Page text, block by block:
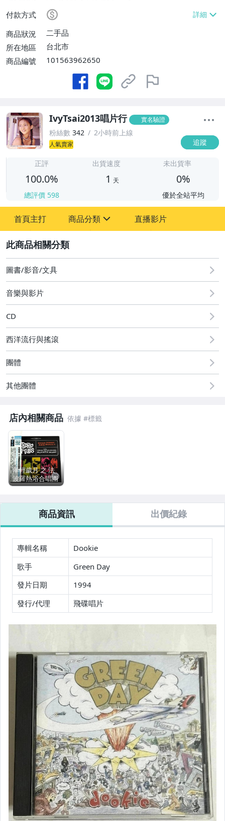
付款方式
商品狀況
二手品
所在地區
台北市
商品編號
101563962650
IvyTsai2013唱片行 實名驗證
粉絲數 342 2小時前上線
人氣賣家 追蹤
正評
100.0%
總評價 598
出貨速度
1 天
未出貨率
0%
優於全站平均
首頁主打 商品分類
圖書/影音/文具
成人專區
偶像、球員卡與郵幣
男性精品與服飾
手錶與飾品配件
電玩遊戲與主機
直播影片
圖書/影音/文具
音樂與影片
CD
西洋流行與搖滾
團體
其他團體
店內相關商品
年輕歲月 之 法
波羅熱浴合唱團
Foxboro Hot
搖擺 Stop Drop
and Roll 華納音
樂 台灣版專輯
CD 附側標
商品資訊 出價紀錄
專輯名稱
Dookie
歌手
Green Day
發片日期
1994
發行/代理
飛碟唱片